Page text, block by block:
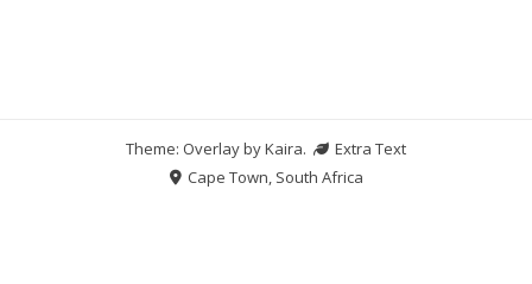
Theme: Overlay byKaira.
Extra Text
Cape Town, South Africa